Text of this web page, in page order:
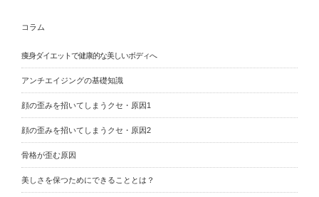
コラム
痩身ダイエットで健康的な美しいボディへ
アンチエイジングの基礎知識
顔の歪みを招いてしまうクセ・原因1
顔の歪みを招いてしまうクセ・原因2
骨格が歪む原因
美しさを保つためにできることとは？